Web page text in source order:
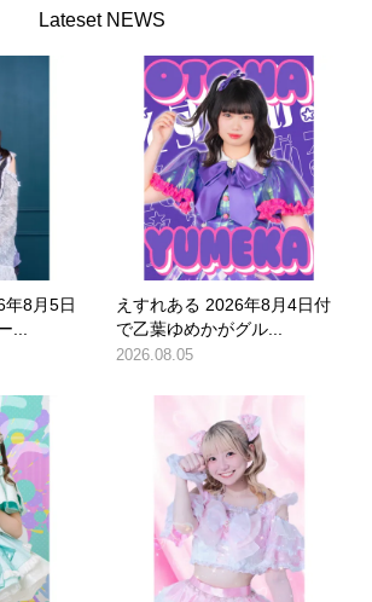
Lateset NEWS
年8月5日
...
えすれある 2026年8月4日付
で乙葉ゆめかがグル...
2026.08.05